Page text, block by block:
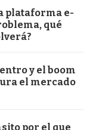
plataforma e-
qué
y el boom
el mercado
por el que